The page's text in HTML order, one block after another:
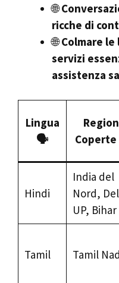
🌐
ricche di
🌐Colmare
servizi
assistenza
Lingua
🗣️
Coperte
Hindi
India del
Nord,
UP, Bihar
Tamil Tamil